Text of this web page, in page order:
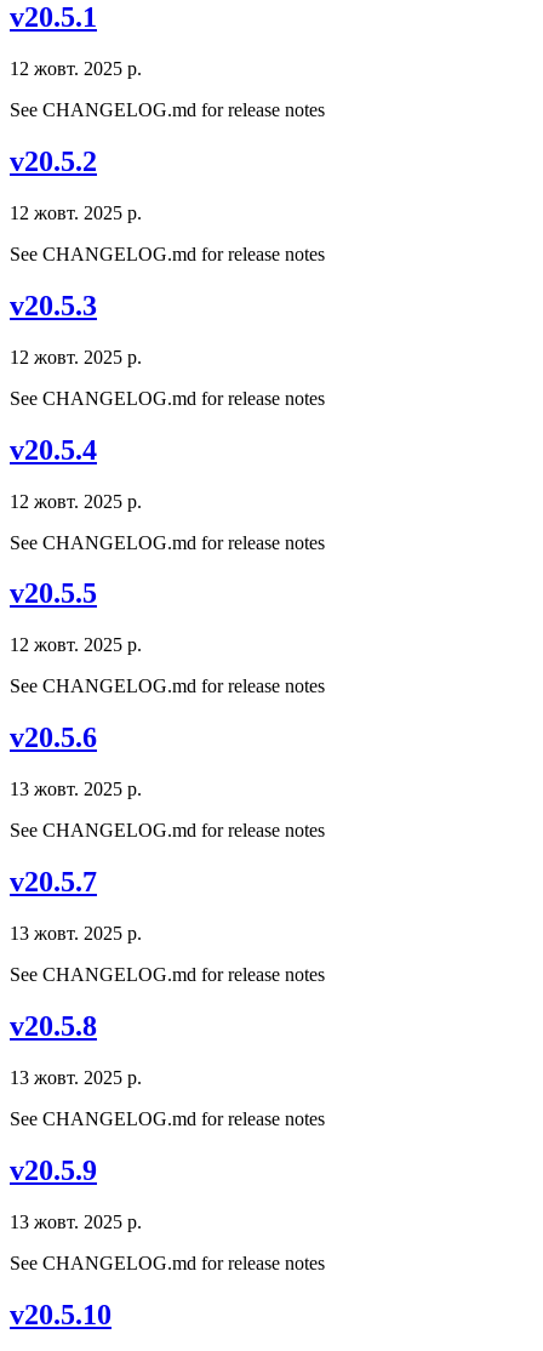
v20.5.1
12 жовт. 2025 р.
See CHANGELOG.md for release notes
v20.5.2
12 жовт. 2025 р.
See CHANGELOG.md for release notes
v20.5.3
12 жовт. 2025 р.
See CHANGELOG.md for release notes
v20.5.4
12 жовт. 2025 р.
See CHANGELOG.md for release notes
v20.5.5
12 жовт. 2025 р.
See CHANGELOG.md for release notes
v20.5.6
13 жовт. 2025 р.
See CHANGELOG.md for release notes
v20.5.7
13 жовт. 2025 р.
See CHANGELOG.md for release notes
v20.5.8
13 жовт. 2025 р.
See CHANGELOG.md for release notes
v20.5.9
13 жовт. 2025 р.
See CHANGELOG.md for release notes
v20.5.10